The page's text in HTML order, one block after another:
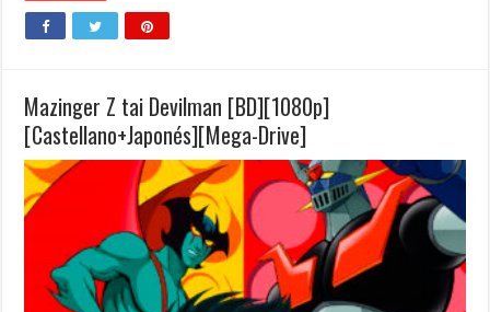
Mazinger Z tai Devilman [BD][1080p]
[Castellano+Japonés][Mega-Drive]